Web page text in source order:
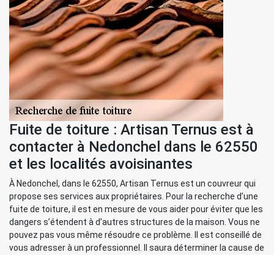
Fuite de toiture : Artisan Ternus est à
contacter à Nedonchel dans le 62550
et les localités avoisinantes
À Nedonchel, dans le 62550, Artisan Ternus est un couvreur qui
propose ses services aux propriétaires. Pour la recherche d’une
fuite de toiture, il est en mesure de vous aider pour éviter que les
dangers s’étendent à d’autres structures de la maison. Vous ne
pouvez pas vous même résoudre ce problème. Il est conseillé de
vous adresser à un professionnel. Il saura déterminer la cause de